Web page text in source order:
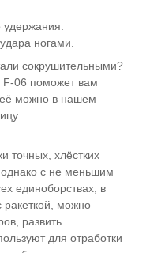
ногами.
сокрушительными?
F-06 поможет вам
её можно в нашем
точных, хлёстких
однако с не меньшим
единоборствах, в
ракеткой, можно
развить
для отработки